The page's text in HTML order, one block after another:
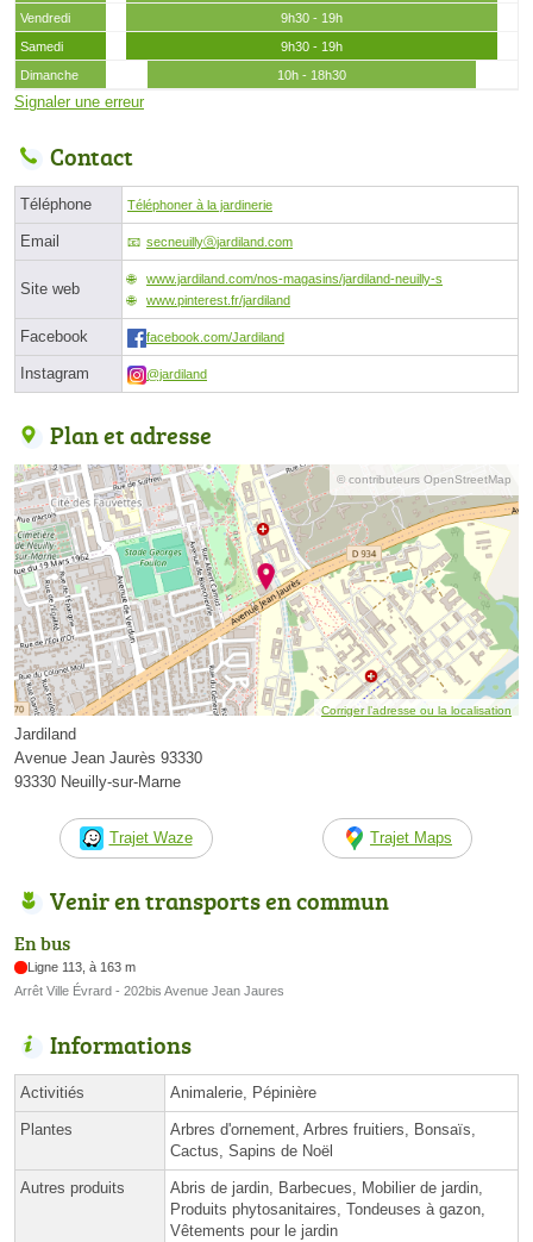
Vendredi
9h30 - 19h
Samedi
9h30 - 19h
Dimanche
10h - 18h30
Signaler une erreur
Contact
Téléphone Téléphoner à la jardinerie
Email secneuillyⓐjardiland.com
Site web
www.jardiland.com/nos-magasins/jardiland-neuilly-s
www.pinterest.fr/jardiland
Facebook facebook.com/Jardiland
Instagram @jardiland
Plan et adresse
© contributeurs OpenStreetMap
Corriger l’adresse ou la localisation
Jardiland
Avenue Jean Jaurès 93330
93330 Neuilly-sur-Marne
Trajet Waze Trajet Maps
Venir en transports en commun
En bus
Ligne 113, à 163 m
Arrêt Ville Évrard - 202bis Avenue Jean Jaures
Informations
Activitiés Animalerie, Pépinière
Plantes
Arbres d'ornement, Arbres fruitiers, Bonsaïs,
Cactus, Sapins de Noël
Autres produits
Abris de jardin, Barbecues, Mobilier de jardin,
Produits phytosanitaires, Tondeuses à gazon,
Vêtements pour le jardin